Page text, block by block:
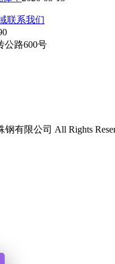
联系我们
公路600号
有限公司 All Rights